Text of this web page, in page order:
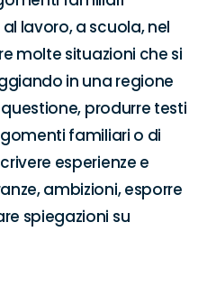
lavoro, a scuola, nel
molte situazioni che si
in una regione
produrre testi
familiari o di
esperienze e
ambizioni, esporre
spiegazioni su